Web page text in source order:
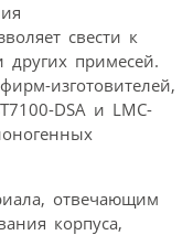
свести к
примесей.
изготовителей,
DSA и LMC-
отвечающим
корпуса,